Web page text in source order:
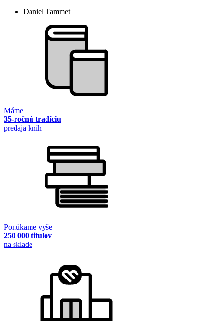
Daniel Tammet
Máme
35-ročnú tradíciu
predaja kníh
Ponúkame vyše
250 000 titulov
na sklade